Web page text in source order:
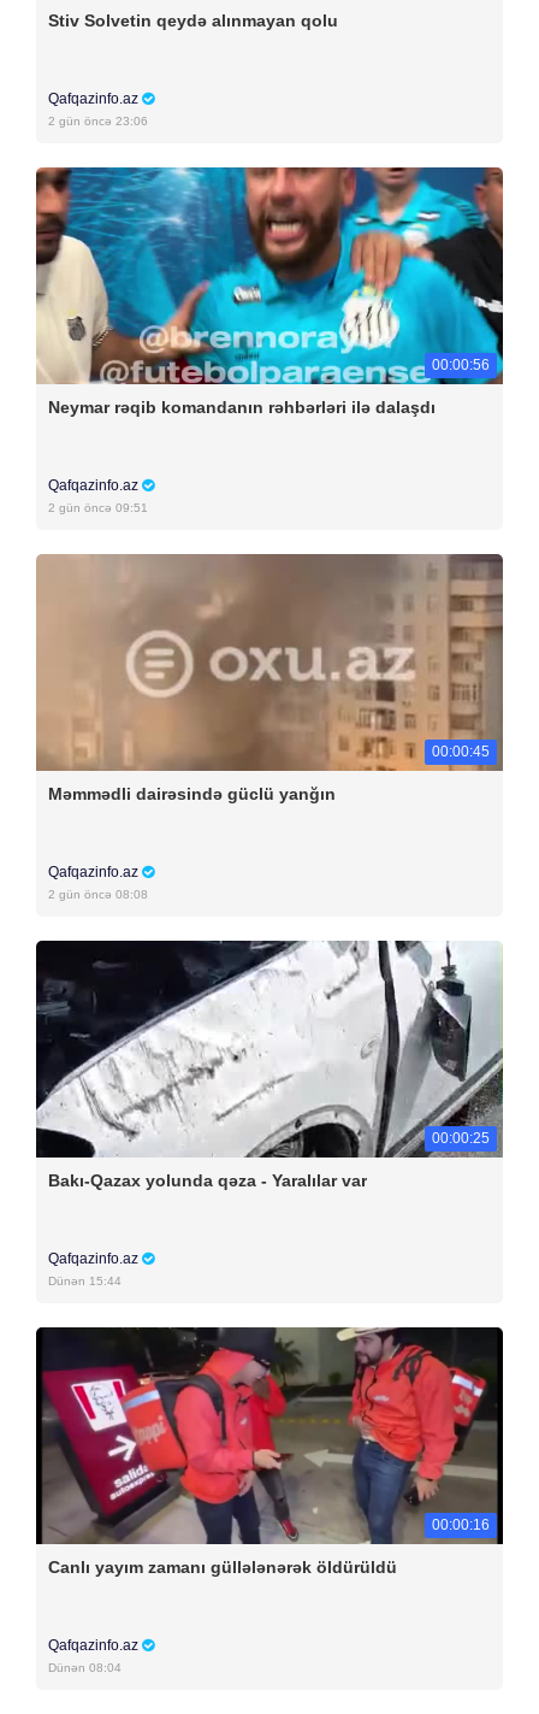
Stiv Solvetin qeydə alınmayan qolu
Qafqazinfo.az
2 gün öncə 23:06
00:00:56
Neymar rəqib komandanın rəhbərləri ilə dalaşdı
Qafqazinfo.az
2 gün öncə 09:51
00:00:45
Məmmədli dairəsində güclü yanğın
Qafqazinfo.az
2 gün öncə 08:08
00:00:25
Bakı-Qazax yolunda qəza - Yaralılar var
Qafqazinfo.az
Dünən 15:44
00:00:16
Canlı yayım zamanı güllələnərək öldürüldü
Qafqazinfo.az
Dünən 08:04